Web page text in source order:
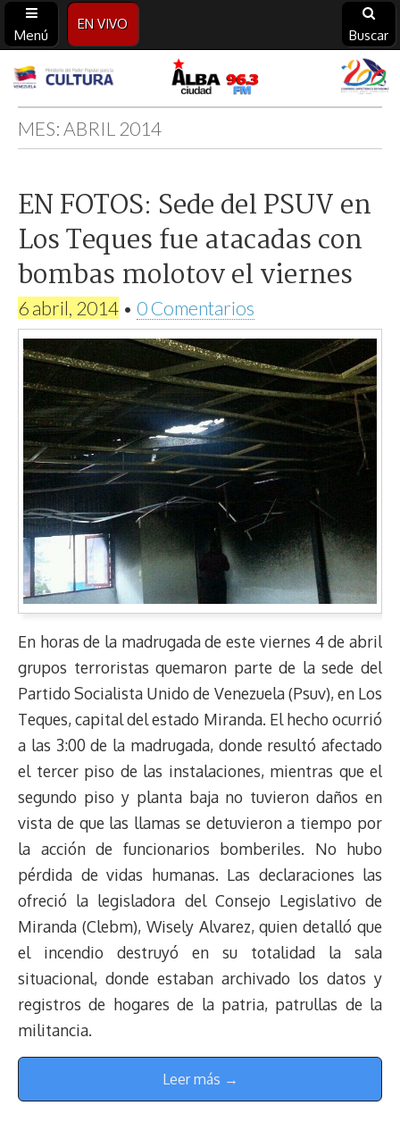
Menú
EN VIVO
Buscar
Alba
Ciudad
96.3
FM
MES: ABRIL 2014
EN FOTOS: Sede del PSUV en
Los Teques fue atacadas con
bombas molotov el viernes
6 abril, 2014 • 0 Comentarios
En horas de la madrugada de este viernes 4 de abril
grupos terroristas quemaron parte de la sede del
Partido Socialista Unido de Venezuela (Psuv), en Los
Teques, capital del estado Miranda. El hecho ocurrió
a las 3:00 de la madrugada, donde resultó afectado
el tercer piso de las instalaciones, mientras que el
segundo piso y planta baja no tuvieron daños en
vista de que las llamas se detuvieron a tiempo por
la acción de funcionarios bomberiles. No hubo
pérdida de vidas humanas. Las declaraciones las
ofreció la legisladora del Consejo Legislativo de
Miranda (Clebm), Wisely Alvarez, quien detalló que
el incendio destruyó en su totalidad la sala
situacional, donde estaban archivado los datos y
registros de hogares de la patria, patrullas de la
militancia.
Leer más →